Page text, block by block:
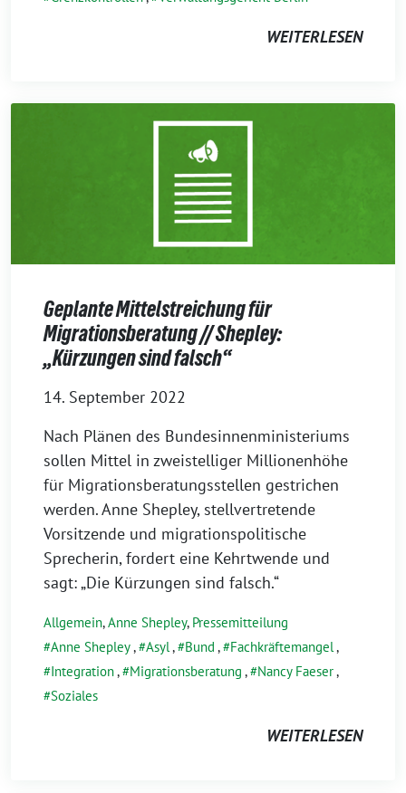
WEITERLESEN
Geplante Mittelstreichung für
Migrationsberatung // Shepley:
„Kürzungen sind falsch“
14. September 2022
Nach Plänen des Bundesinnenministeriums
sollen Mittel in zweistelliger Millionenhöhe
für Migrationsberatungsstellen gestrichen
werden. Anne Shepley, stellvertretende
Vorsitzende und migrationspolitische
Sprecherin, fordert eine Kehrtwende und
sagt: „Die Kürzungen sind falsch.“
Allgemein,Anne Shepley, Pressemitteilung
Anne Shepley, Asyl, Bund , Fachkräftemangel,
Integration, Migrationsberatung , Nancy Faeser,
Soziales
WEITERLESEN